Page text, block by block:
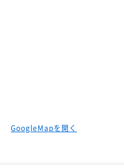
GoogleMapを開く